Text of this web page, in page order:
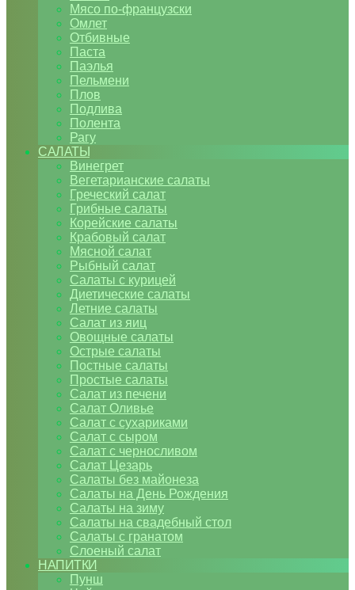
Мясо по-французски
Омлет
Отбивные
Паста
Паэлья
Пельмени
Плов
Подлива
Полента
Рагу
САЛАТЫ
Винегрет
Вегетарианские салаты
Греческий салат
Грибные салаты
Корейские салаты
Крабовый салат
Мясной салат
Рыбный салат
Салаты с курицей
Диетические салаты
Летние салаты
Салат из яиц
Овощные салаты
Острые салаты
Постные салаты
Простые салаты
Салат из печени
Салат Оливье
Салат с сухариками
Салат с сыром
Салат с черносливом
Салат Цезарь
Салаты без майонеза
Салаты на День Рождения
Салаты на зиму
Салаты на свадебный стол
Салаты с гранатом
Слоеный салат
НАПИТКИ
Пунш